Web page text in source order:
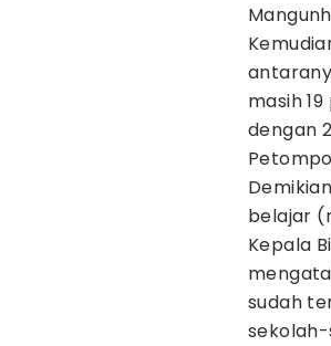
masih
dengan
belajar
Kepala
sudah